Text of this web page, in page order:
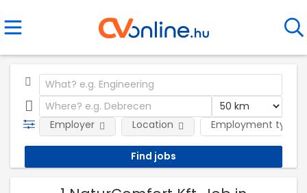
Employment type
Employer Location